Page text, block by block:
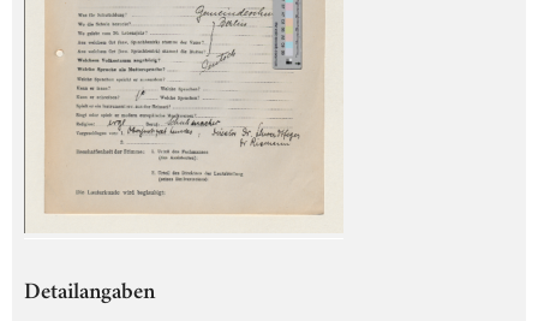
Detailangaben